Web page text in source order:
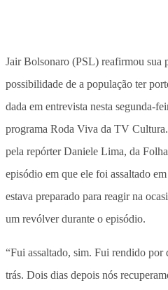
Jair Bolsonaro (PSL) reafirmou sua
possibilidade de a população ter
dada em entrevista nesta segunda-
programa Roda Viva da TV
pela repórter Daniele Lima, da
episódio em que ele foi assaltado
estava preparado para reagir na
um revólver durante o episódio.
“Fui assaltado, sim. Fui rendido por
trás. Dois dias depois nós